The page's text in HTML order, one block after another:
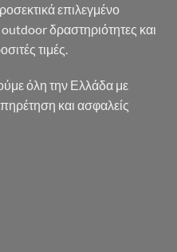
επιλεγμένο
δραστηριότητες και
τιμές.
όλη την Ελλάδα με
και ασφαλείς